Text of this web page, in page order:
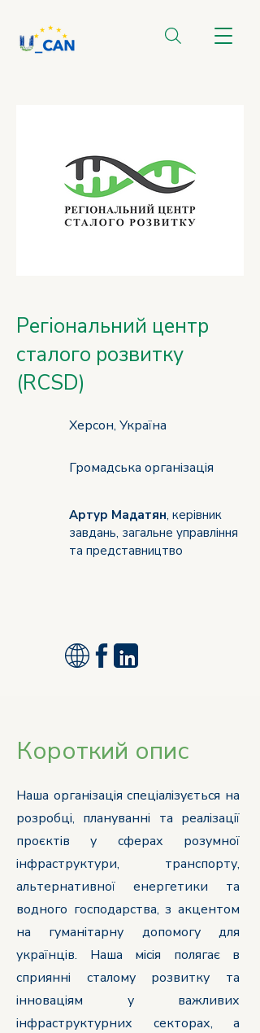
Регіональний центр
сталого розвитку
(RCSD)
Херсон, Україна
Громадська організація
Артур Мадатян, керівник
завдань, загальне управління
та представництво
Короткий опис
Наша організація спеціалізується на
розробці, плануванні та реалізації
проєктів у сферах розумної
інфраструктури, транспорту,
альтернативної енергетики та
водного господарства, з акцентом
на гуманітарну допомогу для
українців. Наша місія полягає в
сприянні сталому розвитку та
інноваціям у важливих
інфраструктурних секторах, а